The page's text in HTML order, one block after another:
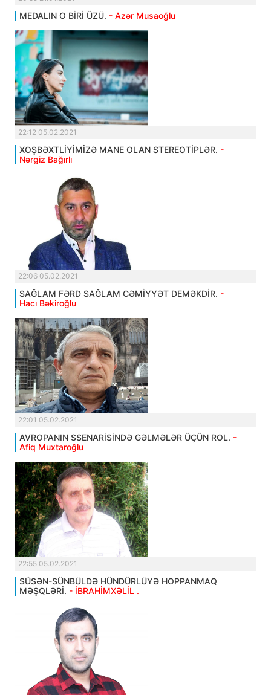
MEDALIN O BİRİ ÜZÜ. - Azər Musaoğlu
22:12 05.02.2021
XOŞBƏXTLİYİMİZƏ MANE OLAN STEREOTİPLƏR. -
Nərgiz Bağırlı
22:06 05.02.2021
SAĞLAM FƏRD SAĞLAM CƏMİYYƏT DEMƏKDİR. -
Hacı Bəkiroğlu
22:01 05.02.2021
AVROPANIN SSENARİSİNDƏ GƏLMƏLƏR ÜÇÜN ROL. -
Afiq Muxtaroğlu
22:55 05.02.2021
SÜSƏN-SÜNBÜLDƏ HÜNDÜRLÜYƏ HOPPANMAQ
MƏŞQLƏRİ. - İBRAHİMXƏLİL .